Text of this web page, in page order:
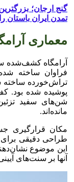
گنج ارجان؛
تمدن ایران
معماری
آرامگاه کشف‌شده
فراوان ساخته
تراش‌خورده
پوشیده شده بود.
شن‌های سفید
مانده‌اند.
مکان قرارگیری
طراحی دقیقی
این موضوع
آنها بر سنت‌های